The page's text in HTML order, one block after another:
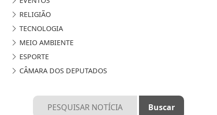
RELIGIÃO
TECNOLOGIA
MEIO AMBIENTE
ESPORTE
CÂMARA DOS DEPUTADOS